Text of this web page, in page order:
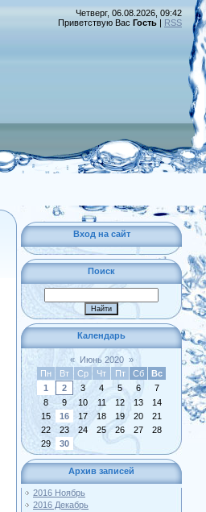
Четверг, 06.08.2026, 09:42
Приветствую Вас Гость | RSS
Вход на сайт
Поиск
Календарь
« Июнь 2020 »
Пн
Вт Ср Чт Пт Сб
Вс
1
2 3 4 5 6
7
8
9 10 11 12 13
14
15
16 17 18 19 20
21
22
23 24 25 26 27
28
29
30
Архив записей
2016 Ноябрь
2016 Декабрь